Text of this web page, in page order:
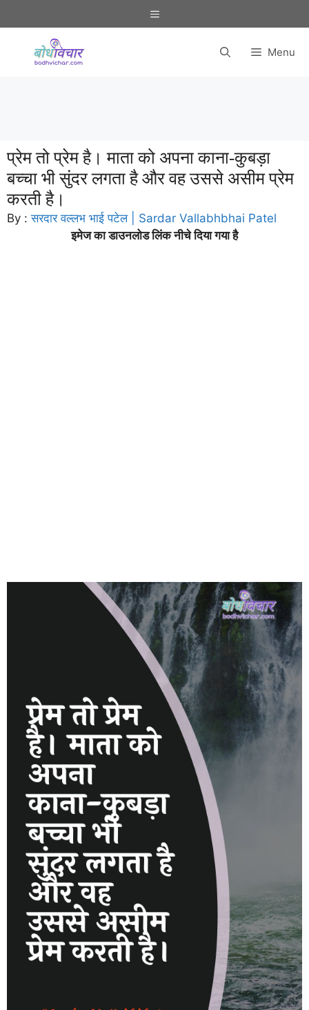
to
Menu
Menu
प्रेम तो प्रेम है। माता को अपना काना-कुबड़ा
बच्चा भी सुंदर लगता है और वह उससे असीम प्रेम
करती है।
By :सरदार वल्लभ भाई पटेल | Sardar Vallabhbhai Patel
इमेज का डाउनलोड लिंक नीचे दिया गया है